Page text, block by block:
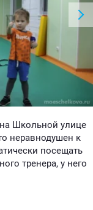
Школьной улице
неравнодушен к
посещать
тренера, у него